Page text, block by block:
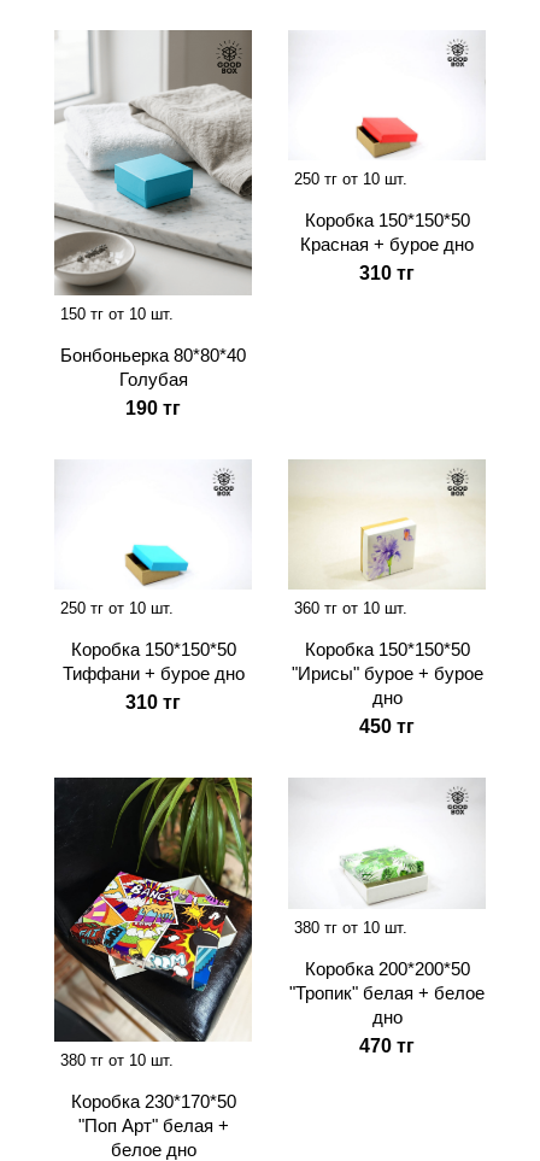
150 тг от 10 шт.
Бонбоньерка 80*80*40
Голубая
190 тг
250 тг от 10 шт.
Коробка 150*150*50
Красная + бурое дно
310 тг
250 тг от 10 шт.
Коробка 150*150*50
Тиффани + бурое дно
310 тг
360 тг от 10 шт.
Коробка 150*150*50
"Ирисы" бурое + бурое
дно
450 тг
380 тг от 10 шт.
Коробка 230*170*50
"Поп Арт" белая +
белое дно
380 тг от 10 шт.
Коробка 200*200*50
"Тропик" белая + белое
дно
470 тг